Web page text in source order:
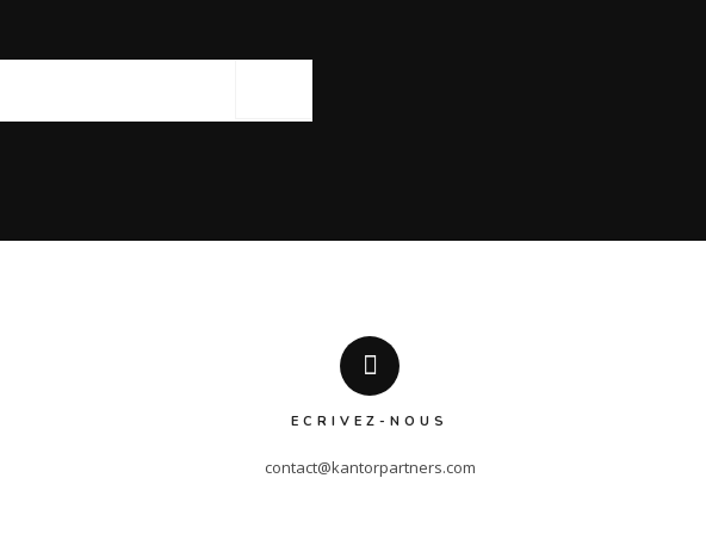
ECRIVEZ-NOUS
contact@kantorpartners.com